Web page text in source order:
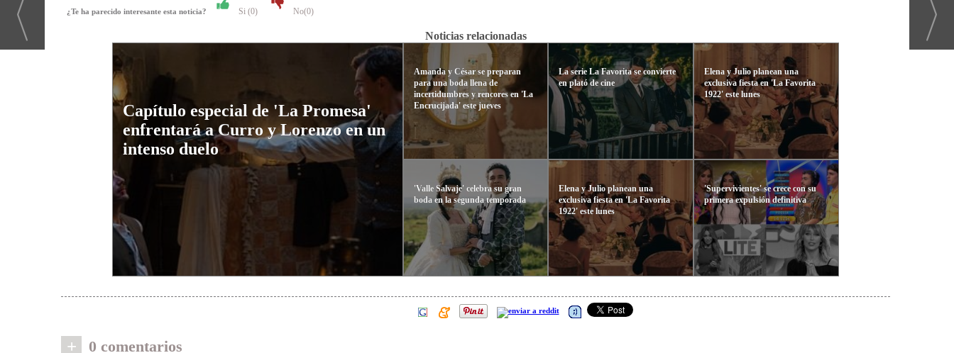
¿Te ha parecido interesante esta noticia? Si (0) No(0)
Noticias relacionadas
Capítulo especial de 'La Promesa'
enfrentará a Curro y Lorenzo en un
intenso duelo
Amanda y César se preparan
para una boda llena de
incertidumbres y rencores en 'La
Encrucijada' este jueves
'Valle Salvaje' celebra su gran
boda en la segunda temporada
La serie La Favorita se convierte
en plató de cine
Elena y Julio planean una
exclusiva fiesta en 'La Favorita
1922' este lunes
Elena y Julio planean una
exclusiva fiesta en 'La Favorita
1922' este lunes
'Supervivientes' se crece con su
primera expulsión definitiva
+ 0 comentarios